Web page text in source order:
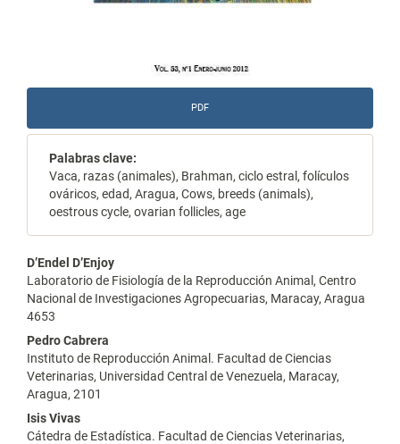
PDF
Palabras clave:
Vaca, razas (animales), Brahman, ciclo estral, folículos
ováricos, edad, Aragua, Cows, breeds (animals),
oestrous cycle, ovarian follicles, age
Contenido
principal
del
artículo
D’Endel D’Enjoy
Laboratorio de Fisiología de la Reproducción Animal, Centro
Nacional de Investigaciones Agropecuarias, Maracay, Aragua
4653
Pedro Cabrera
Instituto de Reproducción Animal. Facultad de Ciencias
Veterinarias, Universidad Central de Venezuela, Maracay,
Aragua, 2101
Isis Vivas
Cátedra de Estadística. Facultad de Ciencias Veterinarias,